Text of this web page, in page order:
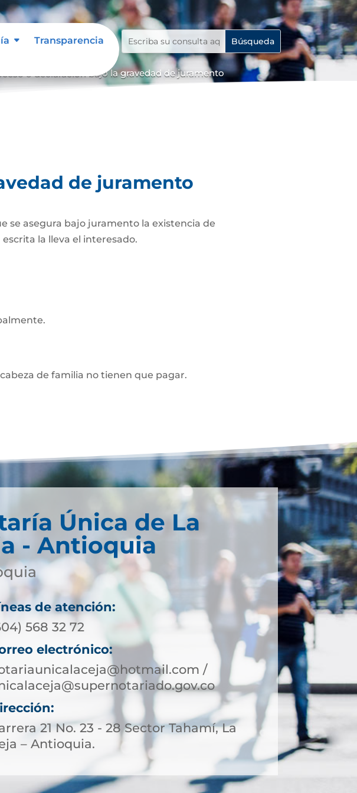
Transparencia
o declaración bajo la gravedad de juramento
de juramento
se asegura bajo juramento la existencia de
la lleva el interesado.
de familia no tienen que pagar.
Única de La
- Antioquia
de atención:
568 32 72
electrónico:
/
21 No. 23 - 28 Sector Tahamí, La
– Antioquia.